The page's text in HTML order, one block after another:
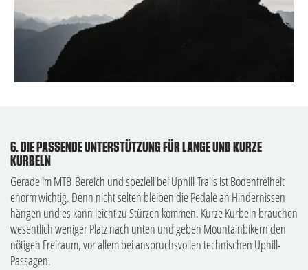
6. DIE PASSENDE UNTERSTÜTZUNG FÜR LANGE UND KURZE
KURBELN
Gerade im MTB-Bereich und speziell bei Uphill-Trails ist Bodenfreiheit
enorm wichtig. Denn nicht selten bleiben die Pedale an Hindernissen
hängen und es kann leicht zu Stürzen kommen. Kurze Kurbeln brauchen
wesentlich weniger Platz nach unten und geben Mountainbikern den
nötigen Freiraum, vor allem bei anspruchsvollen technischen Uphill-
Passagen.